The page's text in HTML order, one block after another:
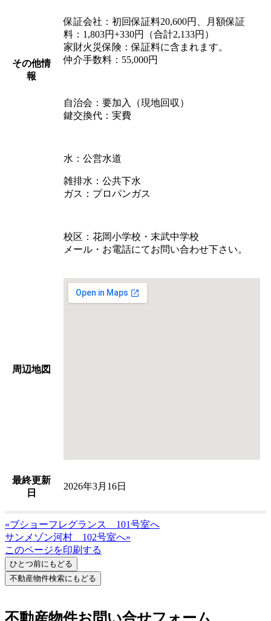
その他情
報
保証会社：初回保証料20,600円、月額保証
料：1,803円+330円（合計2,133円）
家財火災保険：保証料に含まれます。
仲介手数料：55,000円
自治会：要加入（現地回収）
鍵交換代：実費
水：公営水道
雑排水：公共下水
ガス：プロパンガス
校区：花岡小学校・末武中学校
メール・お電話にてお問い合わせ下さい。
周辺地図
最終更新
日
2026年3月16日
«ブショーフレグランス 101号室へ
サンメゾン河村 102号室へ»
このページを印刷する